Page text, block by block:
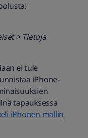
> Tietoja
ei tule
iPhone-
tapauksessa
iPhonen mallin